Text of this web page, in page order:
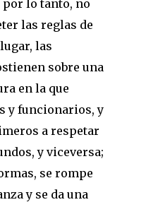
por lo tanto, no
las reglas de
las
sobre una
en la que
y funcionarios, y
a respetar
y viceversa;
se rompe
y se da una